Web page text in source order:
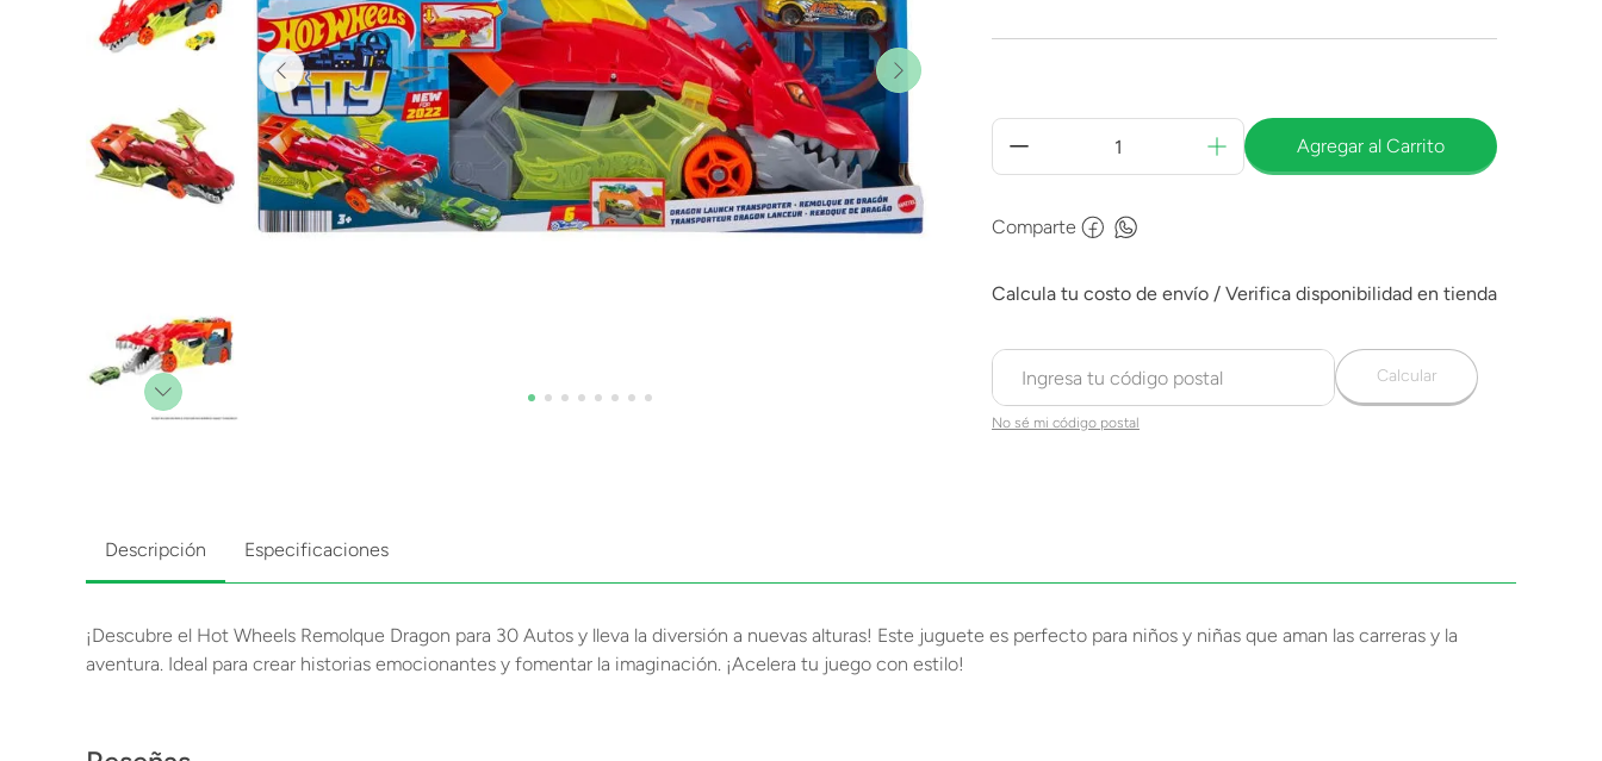
Construcción
Vehículos y Pistas
Agregar al Carrito
Comparte
No sé mi código postal
Calcular
Descripción Especificaciones
¡Descubre el Hot Wheels Remolque Dragon para 30 Autos y lleva la diversión a nuevas alturas! Este juguete es perfecto para niños y niñas que aman las carreras y la
aventura. Ideal para crear historias emocionantes y fomentar la imaginación. ¡Acelera tu juego con estilo!